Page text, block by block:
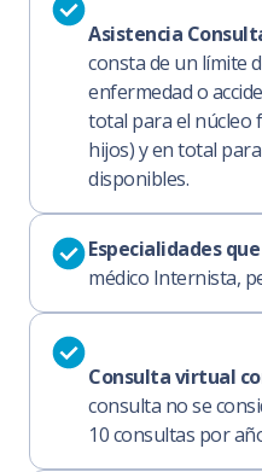
Asistencia
consta de un límite
enfermedad o
total para el núcleo
hijos) y en total
disponibles.
Especialidades
médico Internista,
Consulta virtual
consulta no se
10 consultas por